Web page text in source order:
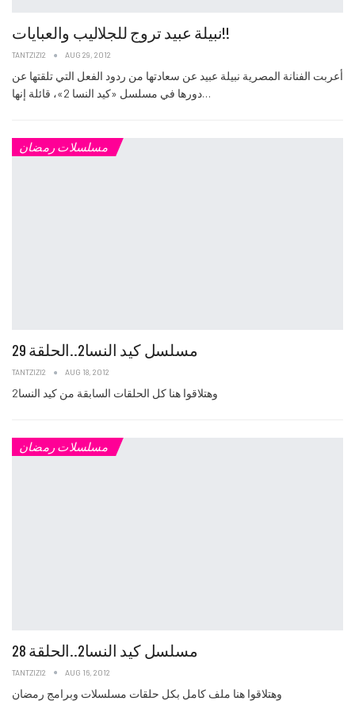
نبيلة عبيد تروج للجلاليب والعبايات!!
TANTZIZI2 AUG 29, 2012
أعربت الفنانة المصرية نبيلة عبيد عن سعادتها من ردود الفعل التي تلقتها عن
دورها في مسلسل «كيد النسا 2»، قائلة إنها…
مسلسلات رمضان
مسلسل كيد النسا2..الحلقة 29
TANTZIZI2 AUG 18, 2012
وهتلاقوا هنا كل الحلقات السابقة من كيد النسا2
مسلسلات رمضان
مسلسل كيد النسا2..الحلقة 28
TANTZIZI2 AUG 16, 2012
وهتلاقوا هنا ملف كامل بكل حلقات مسلسلات وبرامج رمضان